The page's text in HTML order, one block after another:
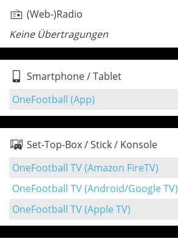
(Web-)Radio
Keine Übertragungen
Smartphone / Tablet
OneFootball (App)
Set-Top-Box / Stick / Konsole
OneFootball TV (Amazon FireTV)
OneFootball TV (Android/Google TV)
OneFootball TV (Apple TV)